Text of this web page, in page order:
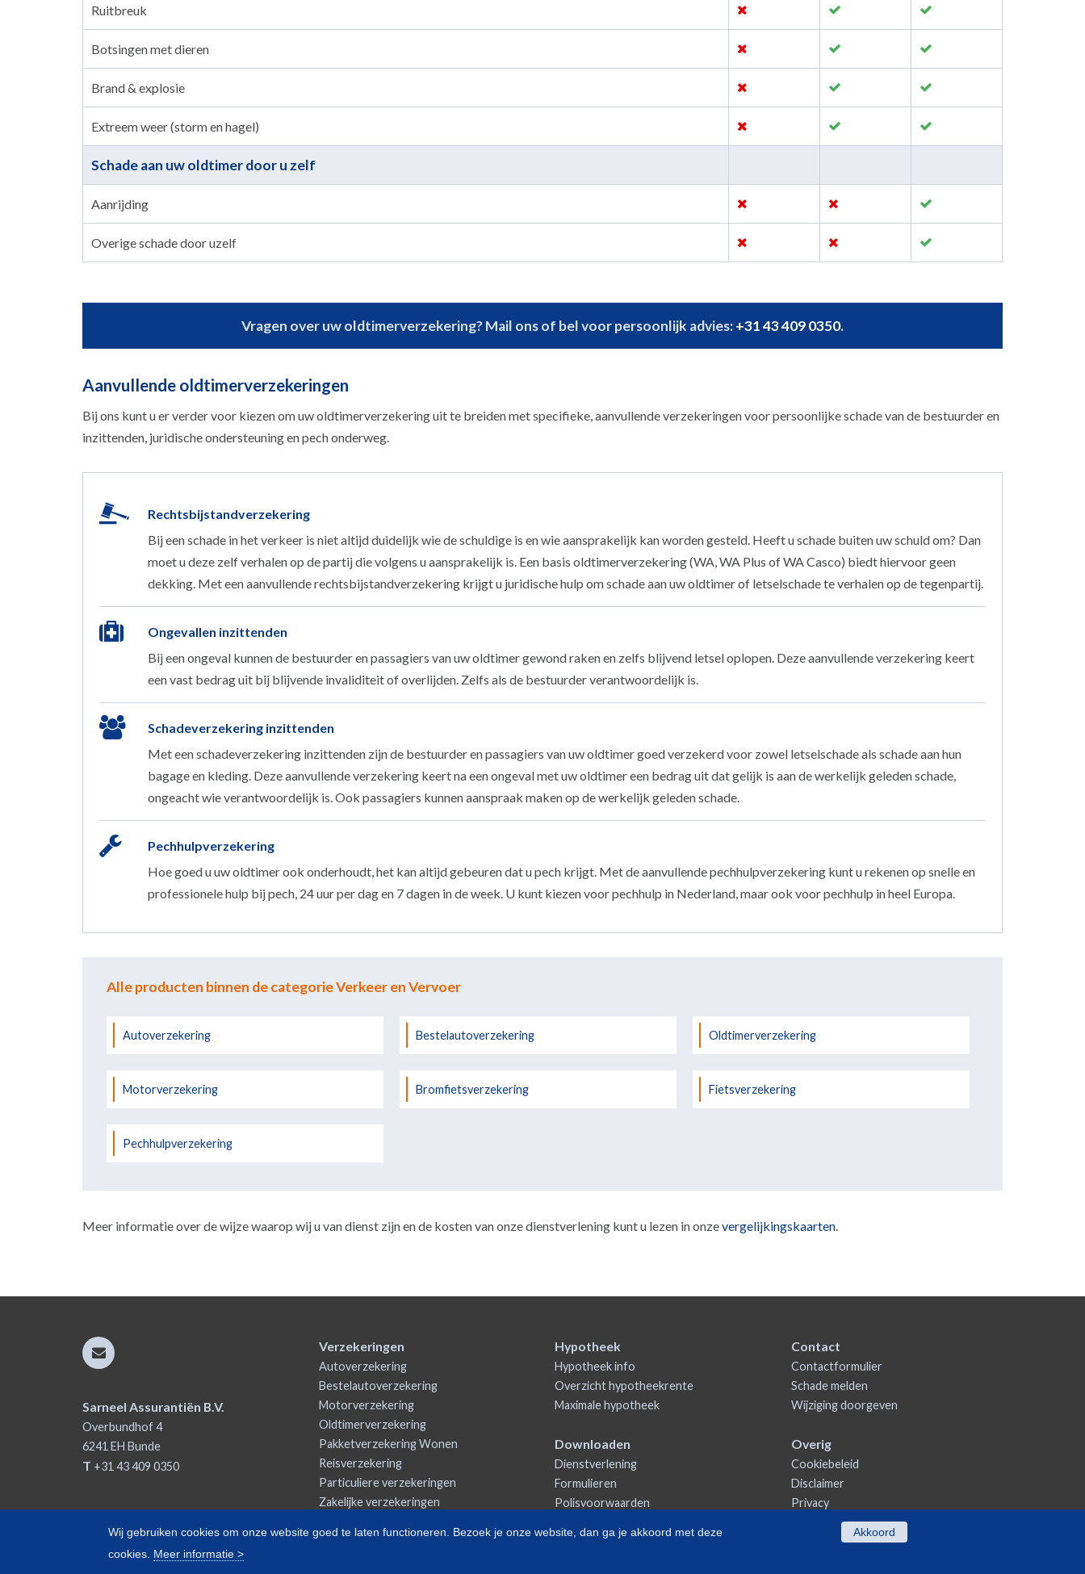
Wij gebruiken cookies om onze website goed te laten functioneren. Bezoek je onze website, dan ga je akkoord met deze
cookies. Meer informatie >
Akkoord
Ruitbreuk
Botsingen met dieren
Brand & explosie
Extreem weer (storm en hagel)
Schade aan uw oldtimer door u zelf
Aanrijding
Overige schade door uzelf
Vragen over uw oldtimerverzekering? Mail ons of bel voor persoonlijk advies:+31 43 409 0350.
Aanvullende oldtimerverzekeringen
Bij ons kunt u er verder voor kiezen om uw oldtimerverzekering uit te breiden met specifieke, aanvullende verzekeringen voor persoonlijke schade van de bestuurder en
inzittenden, juridische ondersteuning en pech onderweg.
Rechtsbijstandverzekering
Bij een schade in het verkeer is niet altijd duidelijk wie de schuldige is en wie aansprakelijk kan worden gesteld. Heeft u schade buiten uw schuld om? Dan
moet u deze zelf verhalen op de partij die volgens u aansprakelijk is. Een basis oldtimerverzekering (WA, WA Plus of WA Casco) biedt hiervoor geen
dekking. Met een aanvullende rechtsbijstandverzekering krijgt u juridische hulp om schade aan uw oldtimer of letselschade te verhalen op de tegenpartij.
Ongevallen inzittenden
Bij een ongeval kunnen de bestuurder en passagiers van uw oldtimer gewond raken en zelfs blijvend letsel oplopen. Deze aanvullende verzekering keert
een vast bedrag uit bij blijvende invaliditeit of overlijden. Zelfs als de bestuurder verantwoordelijk is.
Schadeverzekering inzittenden
Met een schadeverzekering inzittenden zijn de bestuurder en passagiers van uw oldtimer goed verzekerd voor zowel letselschade als schade aan hun
bagage en kleding. Deze aanvullende verzekering keert na een ongeval met uw oldtimer een bedrag uit dat gelijk is aan de werkelijk geleden schade,
ongeacht wie verantwoordelijk is. Ook passagiers kunnen aanspraak maken op de werkelijk geleden schade.
Pechhulpverzekering
Hoe goed u uw oldtimer ook onderhoudt, het kan altijd gebeuren dat u pech krijgt. Met de aanvullende pechhulpverzekering kunt u rekenen op snelle en
professionele hulp bij pech, 24 uur per dag en 7 dagen in de week. U kunt kiezen voor pechhulp in Nederland, maar ook voor pechhulp in heel Europa.
Alle producten binnen de categorie Verkeer en Vervoer
Autoverzekering Bestelautoverzekering Oldtimerverzekering
Motorverzekering Bromfietsverzekering Fietsverzekering
Pechhulpverzekering
Meer informatie over de wijze waarop wij u van dienst zijn en de kosten van onze dienstverlening kunt u lezen in onzevergelijkingskaarten.
Sarneel Assurantiën B.V.
Overbundhof 4
6241 EH Bunde
T +31 43 409 0350
Verzekeringen
Autoverzekering
Bestelautoverzekering
Motorverzekering
Oldtimerverzekering
Pakketverzekering Wonen
Reisverzekering
Particuliere verzekeringen
Zakelijke verzekeringen
Hypotheek
Hypotheek info
Overzicht hypotheekrente
Maximale hypotheek
Downloaden
Dienstverlening
Formulieren
Polisvoorwaarden
Contact
Contactformulier
Schade melden
Wijziging doorgeven
Overig
Cookiebeleid
Disclaimer
Privacy